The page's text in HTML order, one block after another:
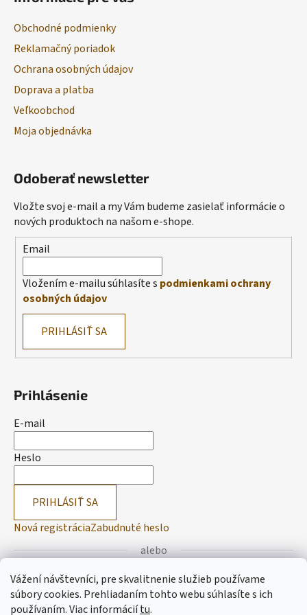
Vážení návštevníci, pre skvalitnenie služieb používame
súbory cookies. Prehliadaním tohto webu súhlasíte s ich
používaním.Viac informáciítu.
Obchodné podmienky
Reklamačný poriadok
Ochrana osobných údajov
Doprava a platba
Veľkoobchod
Moja objednávka
Odoberať newsletter
Vložte svoj e-mail a my Vám budeme zasielať informácie o
nových produktoch na našom e-shope.
Email
Vložením e-mailu súhlasíte s podmienkami ochrany
osobných údajov
PRIHLÁSIŤ SA
Prihlásenie
E-mail
Heslo
PRIHLÁSIŤ SA
Nová registráciaZabudnuté heslo
alebo
Prihlásiť sa cez Facebook